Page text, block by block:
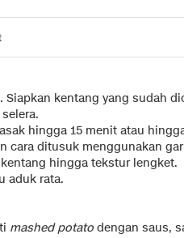
kentang yang sudah
hingga 15 menit atau
cara ditusuk menggunakan
hingga tekstur lengket.
aduk rata.
mashed potato dengan saus,